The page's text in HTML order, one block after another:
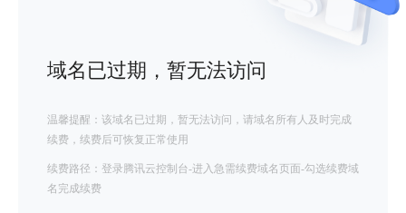
域名已过期，暂无法访问
温馨提醒：该域名已过期，暂无法访问，请域名所有人及时完成
续费，续费后可恢复正常使用
续费路径：登录腾讯云控制台-进入急需续费域名页面-勾选续费域
名完成续费